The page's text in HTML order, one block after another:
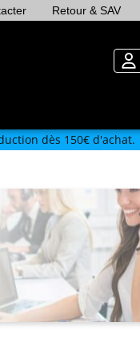
Retour & SAV
dès 150€ d'achat.